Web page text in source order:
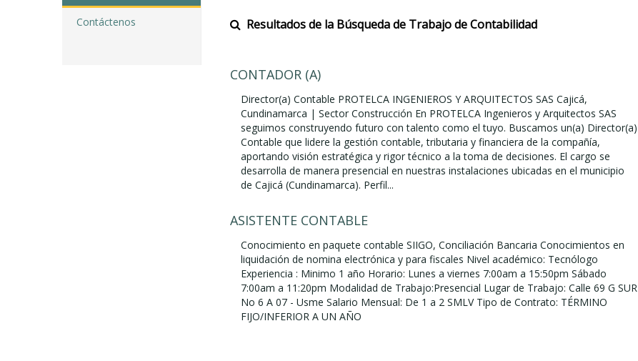
Contáctenos Resultados de la Búsqueda de Trabajo de Contabilidad
CONTADOR (A)
Director(a) Contable PROTELCA INGENIEROS Y ARQUITECTOS SAS Cajicá,
Cundinamarca | Sector Construcción En PROTELCA Ingenieros y Arquitectos SAS
seguimos construyendo futuro con talento como el tuyo. Buscamos un(a) Director(a)
Contable que lidere la gestión contable, tributaria y financiera de la compañía,
aportando visión estratégica y rigor técnico a la toma de decisiones. El cargo se
desarrolla de manera presencial en nuestras instalaciones ubicadas en el municipio
de Cajicá (Cundinamarca). Perfil...
ASISTENTE CONTABLE
Conocimiento en paquete contable SIIGO, Conciliación Bancaria Conocimientos en
liquidación de nomina electrónica y para fiscales Nivel académico: Tecnólogo
Experiencia : Minimo 1 año Horario: Lunes a viernes 7:00am a 15:50pm Sábado
7:00am a 11:20pm Modalidad de Trabajo:Presencial Lugar de Trabajo: Calle 69 G SUR
No 6 A 07 - Usme Salario Mensual: De 1 a 2 SMLV Tipo de Contrato: TÉRMINO
FIJO/INFERIOR A UN AÑO